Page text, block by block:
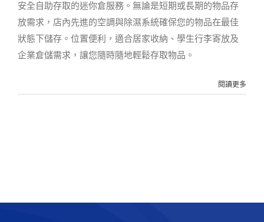
安全自助存取的迷你倉服務。無論是短期或長期的物品存
放需求，店內先進的空調與除濕系統確保您的物品在最佳
狀態下儲存。位置便利，適合居家收納、學生行李寄放及
企業倉儲需求，讓您隨時隨地輕鬆存取物品。
閱讀更多